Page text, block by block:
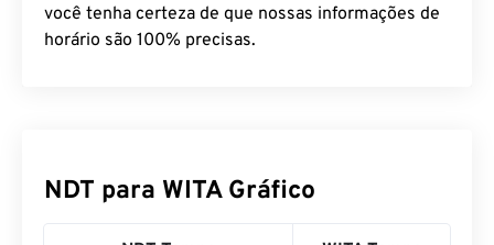
você tenha certeza de que nossas informações de
horário são 100% precisas.
NDT para WITA Gráfico